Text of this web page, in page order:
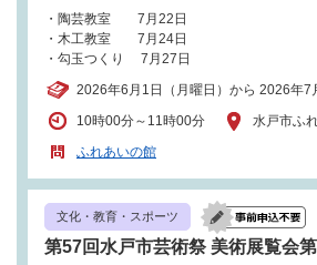
・陶芸教室 7月22日
・木工教室 7月24日
・勾玉つくり 7月27日
2026年6月1日（月曜日）から 2026年7
10時00分～11時00分
水戸市ふ
ふれあいの館
文化・教育・スポーツ
第57回水戸市芸術祭 美術展覧会